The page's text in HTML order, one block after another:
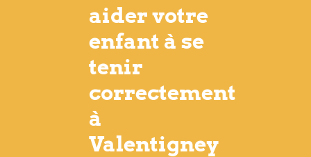
aider votre
enfant à se
tenir
correctement
à
Valentigney